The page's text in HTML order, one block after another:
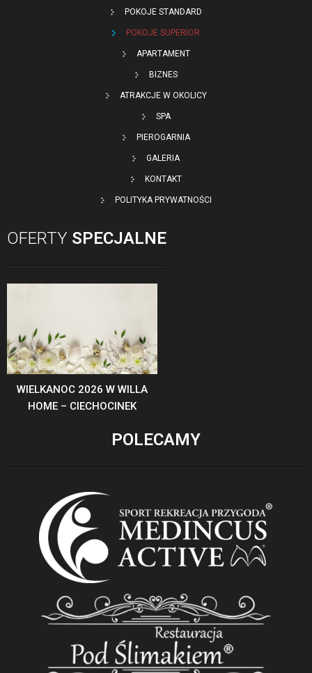
POKOJE STANDARD
POKOJE SUPERIOR
APARTAMENT
BIZNES
ATRAKCJE W OKOLICY
SPA
PIEROGARNIA
GALERIA
KONTAKT
POLITYKA PRYWATNOŚCI
OFERTY SPECJALNE
WIELKANOC 2026 W WILLA
HOME – CIECHOCINEK
POLECAMY